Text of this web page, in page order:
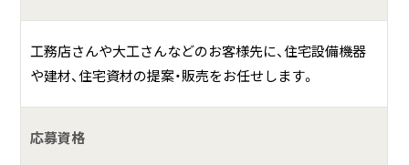
住宅設備卸し業や、県の大型施設も行う水道設備工事業、お
客様と工務店さんとのマッチングサービスや、 地域最大級の
住宅イベントの運営など、住まいに関わる幅広い事業を展開
しています。
工務店さんや大工さんなどのお客様先に、住宅設備機器
や建材、住宅資材の提案・販売をお任せします。
応募資格